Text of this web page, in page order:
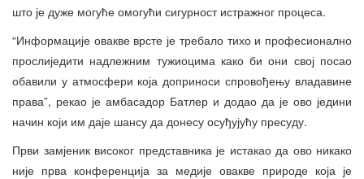
што је дуже могуће омогући сигурност истражног процеса.
“Информације овакве врсте је требало тихо и професионално
прослиједити надлежним тужиоцима како би они свој посао
обавили у атмосфери која доприноси спровођењу владавине
права”, рекао је амбасадор Батлер и додао да је ово једини
начин који им даје шансу да донесу осуђујућу пресуду.
Први замјеник високог представника је истакао да ово никако
није прва конференција за медије овакве природе која је